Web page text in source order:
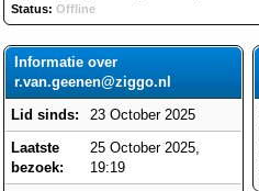
Status: Offline
Informatie over
r.van.geenen@ziggo.nl
Lid sinds:
23 October 2025
Laatste
bezoek:
25 October 2025,
19:19